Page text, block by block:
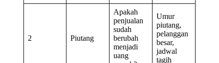
2 Piutang
Apakah
penjualan
sudah
berubah
menjadi
uang
Umur
piutang,
pelanggan
besar,
jadwal
tagih